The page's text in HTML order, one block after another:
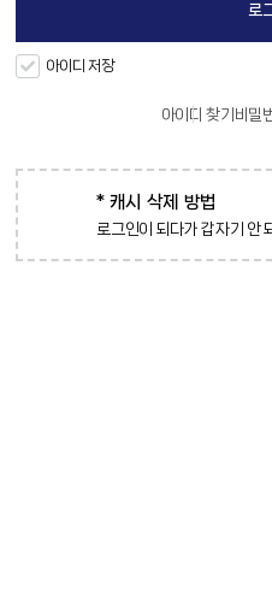
아이디 저장
아이디 찾기비밀
* 캐시 삭제 방법
로그인이 되다가 갑자기 안